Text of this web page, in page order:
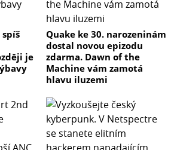
je
Quake ke 30. narozeninám
dostal novou epizodu
zdarma. Dawn of the
Machine vám zamotá
hlavu iluzemi